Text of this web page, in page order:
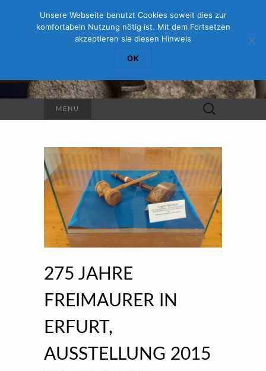
ALPHA ORI
Johannisfreimaurerloge Erfurt
MENU
Suche
nach:
275 JAHRE
FREIMAURER IN
ERFURT,
AUSSTELLUNG 2015
Unsere Webseite benutzt Cookies soweit dies zur
komfortabeln Nutzung nötig ist. Mit dem Fortsetzen
akzeptieren sie diesen Hinweis
OK